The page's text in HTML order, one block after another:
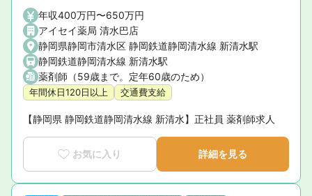
年収400万円〜650万円
アイセイ薬局 清水巴店
静岡県静岡市清水区 静岡鉄道静岡清水線 新清水駅
静岡鉄道静岡清水線 新清水駅
薬剤師（59歳まで。定年60歳のため）
年間休日120日以上 交通費支給
【静岡県 静岡鉄道静岡清水線 新清水】正社員 薬剤師求人
お気に入り 詳細を見る